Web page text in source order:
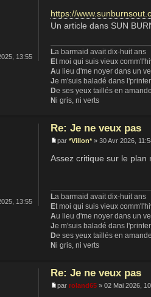
https://
Un article dans SUN
La barmaid avait dix-huit ans
Et moi qui suis vieux
Au lieu d'me noyer dans un
Je m'suis baladé dans
De ses yeux taillés en amande
Ni gris, ni verts
13:55
Re: Je ne veux pas
par *Villon* » 30 Avr 2026,
Assez critique sur le plan
La barmaid avait dix-huit ans
Et moi qui suis vieux
Au lieu d'me noyer dans un
Je m'suis baladé dans
De ses yeux taillés en amande
Ni gris, ni verts
13:55
Re: Je ne veux pas
par roland65 » 02 Mai 2026,